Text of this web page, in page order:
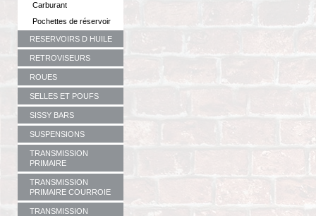
Carburant
Pochettes de réservoir
RESERVOIRS D HUILE
RETROVISEURS
ROUES
SELLES ET POUFS
SISSY BARS
SUSPENSIONS
TRANSMISSION
PRIMAIRE
TRANSMISSION
PRIMAIRE COURROIE
TRANSMISSION